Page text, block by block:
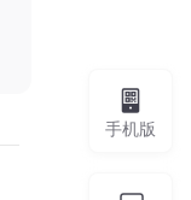
手机版